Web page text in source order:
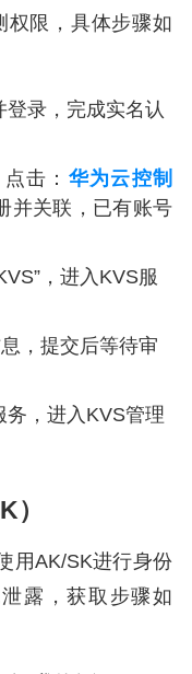
权限，具体步骤如
录，完成实名认
击： 华为云控制
并关联，已有账号
，进入KVS服
，提交后等待审
，进入KVS管理
）
用AK/SK进行身份
露，获取步骤如